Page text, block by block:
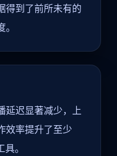
得到了前所未有的
延迟显著减少，上
效率提升了至少
。